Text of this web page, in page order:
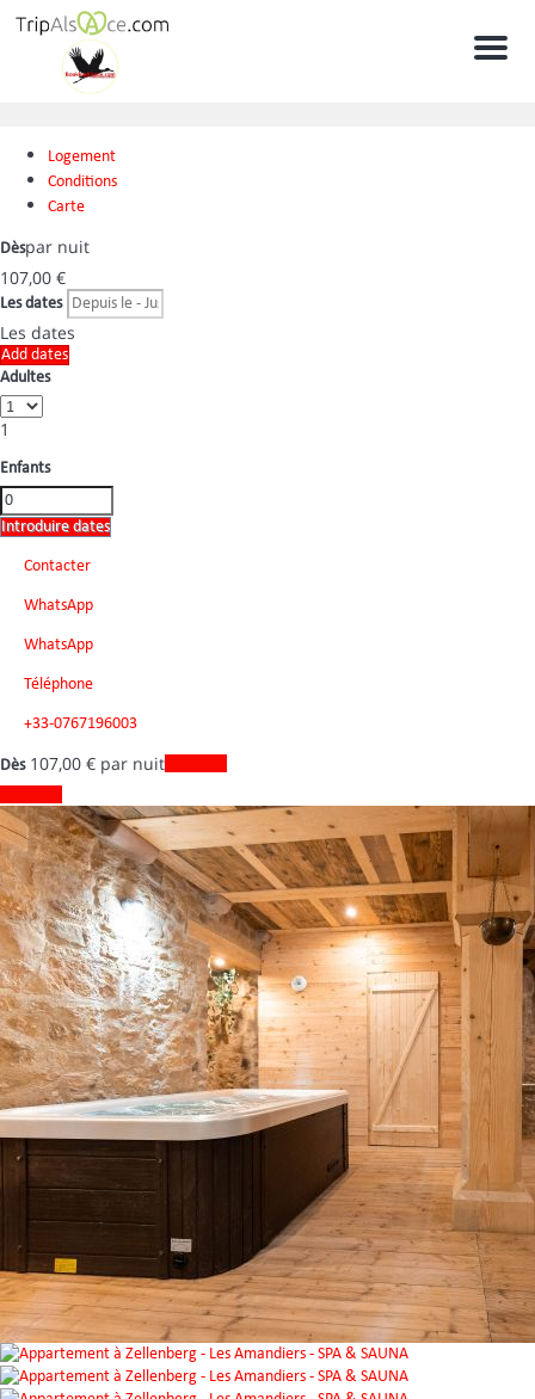
Menu
Logement
Conditions
Carte
Dèspar nuit
107,00 €
Les dates
Les dates
Add dates
Adultes
1
Enfants
Introduire dates
Contacter
WhatsApp
WhatsApp
Téléphone
+33-0767196003
Dès107,00 € par nuit